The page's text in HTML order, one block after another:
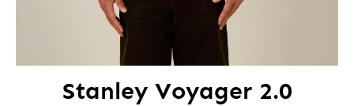
Stanley Voyager 2.0